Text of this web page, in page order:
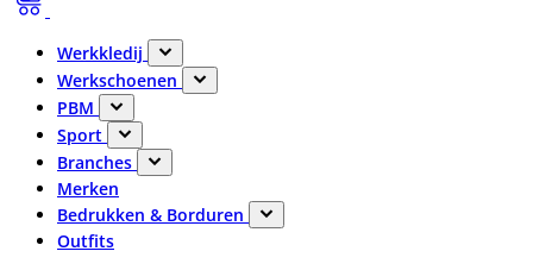
Werkkledij
Werkschoenen
PBM
Sport
Branches
Merken
Bedrukken & Borduren
Outfits